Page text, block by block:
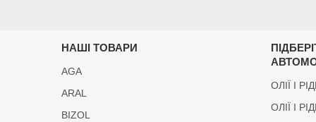
НАШІ ТОВАРИ
AGA
ARAL
BIZOL
ОЛІЇ І
ОЛІЇ І